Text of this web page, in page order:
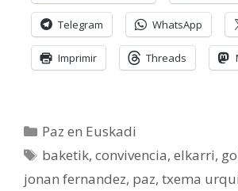
Telegram WhatsApp
Imprimir Threads
Categorías
Paz en Euskadi
Etiquetas
baketik,convivencia,elkarri,
jonan fernandez, paz, txema